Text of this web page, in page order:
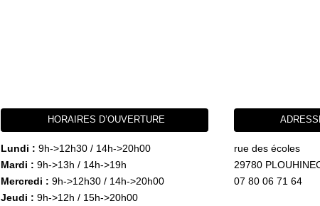
HORAIRES D’OUVERTURE
Lundi : 9h->12h30 / 14h->20h00
Mardi : 9h->13h / 14h->19h
Mercredi : 9h->12h30 / 14h->20h00
Jeudi : 9h->12h / 15h->20h00
rue des écoles
29780
07 80 06 71 64